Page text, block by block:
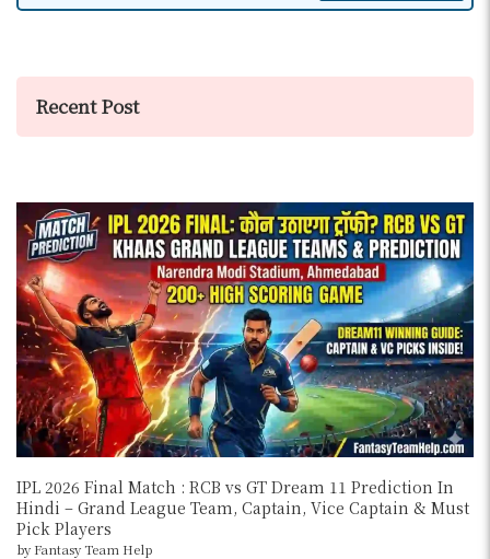
Recent Post
IPL 2026 Final Match : RCB vs GT Dream 11 Prediction In
Hindi – Grand League Team, Captain, Vice Captain & Must
Pick Players
by Fantasy Team Help